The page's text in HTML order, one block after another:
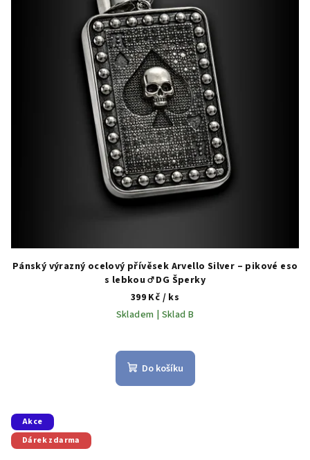
Pánský výrazný ocelový přívěsek Arvello Silver – pikové eso
s lebkou ♂️ DG Šperky
399 Kč / ks
Skladem | Sklad B
Do košíku
Akce
Dárek zdarma